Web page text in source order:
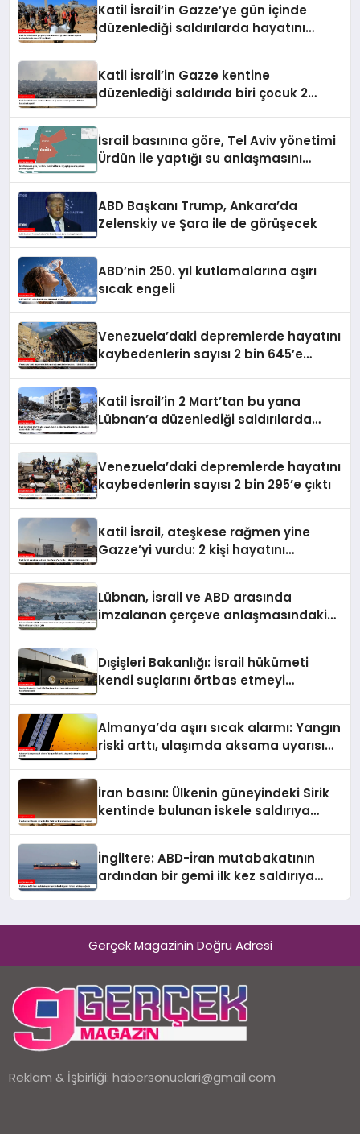
Katil İsrail’in Gazze’ye gün içinde
düzenlediği saldırılarda hayatını
Katil İsrail’in Gazze kentine
düzenlediği saldırıda biri çocuk 2
İsrail basınına göre, Tel Aviv yönetimi
Ürdün ile yaptığı su anlaşmasını
ABD Başkanı Trump, Ankara’da
Zelenskiy ve Şara ile de görüşecek
ABD’nin 250. yıl kutlamalarına aşırı
sıcak engeli
Venezuela’daki depremlerde hayatını
kaybedenlerin sayısı 2 bin 645’e
Katil İsrail’in 2 Mart’tan bu yana
Lübnan’a düzenlediği saldırılarda
Venezuela’daki depremlerde hayatını
kaybedenlerin sayısı 2 bin 295’e çıktı
Katil İsrail, ateşkese rağmen yine
Gazze’yi vurdu: 2 kişi hayatını
Lübnan, İsrail ve ABD arasında
imzalanan çerçeve anlaşmasındaki
Dışişleri Bakanlığı: İsrail hükümeti
kendi suçlarını örtbas etmeyi
Almanya’da aşırı sıcak alarmı: Yangın
riski arttı, ulaşımda aksama uyarısı
İran basını: Ülkenin güneyindeki Sirik
kentinde bulunan iskele saldırıya
İngiltere: ABD-İran mutabakatının
ardından bir gemi ilk kez saldırıya
Gerçek Magazinin Doğru Adresi
Reklam & İşbirliği:habersonuclari@gmail.com